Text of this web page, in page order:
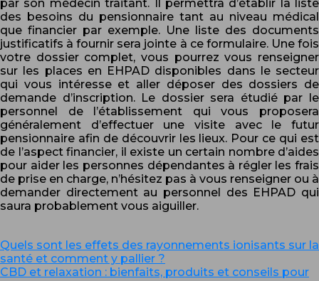
par son médecin traitant. Il permettra d’établir la liste
des besoins du pensionnaire tant au niveau médical
que financier par exemple. Une liste des documents
justificatifs à fournir sera jointe à ce formulaire. Une fois
votre dossier complet, vous pourrez vous renseigner
sur les places en EHPAD disponibles dans le secteur
qui vous intéresse et aller déposer des dossiers de
demande d’inscription. Le dossier sera étudié par le
personnel de l’établissement qui vous proposera
généralement d’effectuer une visite avec le futur
pensionnaire afin de découvrir les lieux. Pour ce qui est
de l’aspect financier, il existe un certain nombre d’aides
pour aider les personnes dépendantes à régler les frais
de prise en charge, n’hésitez pas à vous renseigner ou à
demander directement au personnel des EHPAD qui
saura probablement vous aiguiller.
Quels sont les effets des rayonnements ionisants sur la
santé et comment y pallier ?
CBD et relaxation : bienfaits, produits et conseils pour